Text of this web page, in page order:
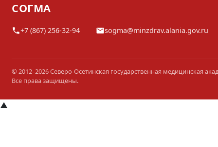
СОГМА
+7 (867) 256-32-94 sogma@minzdrav.alania.gov.ru
© 2012–2026 Северо-Осетинская государственная медицинская
Все права защищены.
▲